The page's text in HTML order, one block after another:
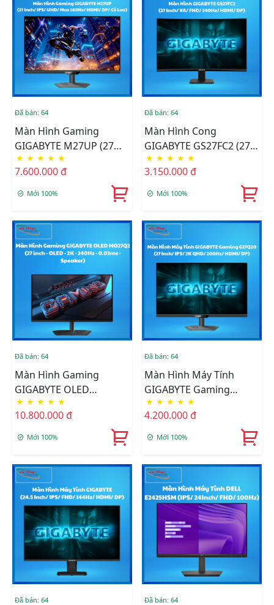
Đã bán: 64
Màn Hình Gaming
GIGABYTE M27UP (27
Inch/ IPS/ UHD/ Max
160Hz/ HDMI/ DP/ Có
Loa)
★ ★ ★ ★ ★
7.600.000 đ
Mới 100%
Đã bán: 64
Màn Hình Cong
GIGABYTE GS27FC2 (27
Inch/ VA/ FHD/ 240Hz/
HDMI/ DP)
★ ★ ★ ★ ★
3.150.000 đ
Mới 100%
Đã bán: 64
Màn Hình Gaming
GIGABYTE OLED
MO27Q2 (27 Inch - OLED
- 2K - 240Hz - 0.03ms -
Speaker)
★ ★ ★ ★ ★
10.800.000 đ
Mới 100%
Đã bán: 64
Màn Hình Máy Tính
GIGABYTE Gaming
G27Q20 (27 Inch/ IPS/ 2K
QHD/ 200Hz/ HDMI/ DP)
★ ★ ★ ★ ★
4.200.000 đ
Mới 100%
Đã bán: 64 Đã bán: 64